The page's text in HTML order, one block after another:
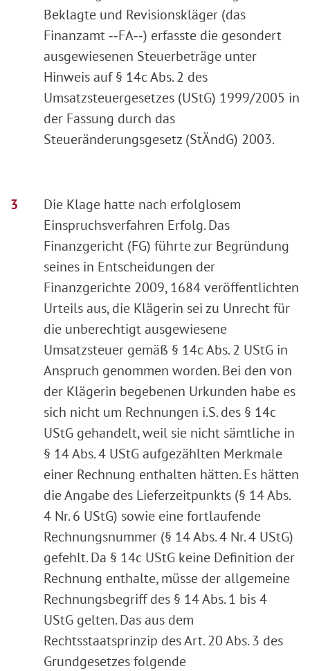
Beklagte und Revisionskläger (das
Finanzamt ‑‑FA‑‑) erfasste die gesondert
ausgewiesenen Steuerbeträge unter
Hinweis auf § 14c Abs. 2 des
Umsatzsteuergesetzes (UStG) 1999/2005 in
der Fassung durch das
Steueränderungsgesetz (StÄndG) 2003.
Die Klage hatte nach erfolglosem
Einspruchsverfahren Erfolg. Das
Finanzgericht (FG) führte zur Begründung
seines in Entscheidungen der
Finanzgerichte 2009, 1684 veröffentlichten
Urteils aus, die Klägerin sei zu Unrecht für
die unberechtigt ausgewiesene
Umsatzsteuer gemäß § 14c Abs. 2 UStG in
Anspruch genommen worden. Bei den von
der Klägerin begebenen Urkunden habe es
sich nicht um Rechnungen i.S. des § 14c
UStG gehandelt, weil sie nicht sämtliche in
§ 14 Abs. 4 UStG aufgezählten Merkmale
einer Rechnung enthalten hätten. Es hätten
die Angabe des Lieferzeitpunkts (§ 14 Abs.
4 Nr. 6 UStG) sowie eine fortlaufende
Rechnungsnummer (§ 14 Abs. 4 Nr. 4 UStG)
gefehlt. Da § 14c UStG keine Definition der
Rechnung enthalte, müsse der allgemeine
Rechnungsbegriff des § 14 Abs. 1 bis 4
UStG gelten. Das aus dem
Rechtsstaatsprinzip des Art. 20 Abs. 3 des
Grundgesetzes folgende